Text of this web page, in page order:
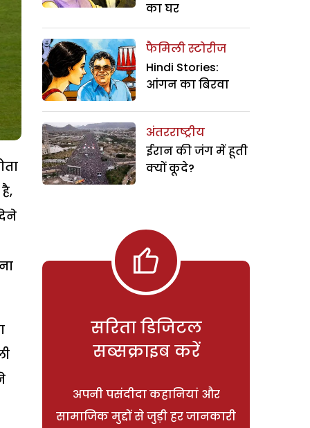
का घर
फैमिली स्टोरीज
Hindi Stories:
आंगन का बिरवा
अंतरराष्ट्रीय
ईरान की जंग में हूती
क्यों कूदे?
सरिता डिजिटल
सब्सक्राइब करें
अपनी पसंदीदा कहानियां और
सामाजिक मुद्दों से जुड़ी हर जानकारी